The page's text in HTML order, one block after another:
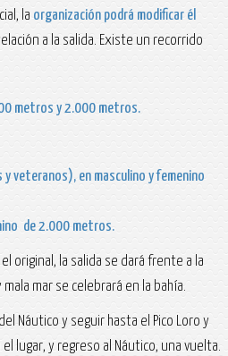
la organización podrá modificar él
a la salida. Existe un recorrido
metros y2.000 metros.
veteranos), en masculino y femenino
de2.000 metros.
el original, la salida se dará frente a la
mar se celebrará en la bahía.
Náutico y seguir hasta el Pico Loro y
lugar, y regreso al Náutico, una vuelta.